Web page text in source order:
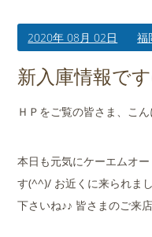
買
2020年 08月 02日 福
新入庫情報です
ＨＰをご覧の皆さま、こ
本日も元気にケーエムオ
す(^^)/ お近くに来られま
下さいね♪♪ 皆さまのご来